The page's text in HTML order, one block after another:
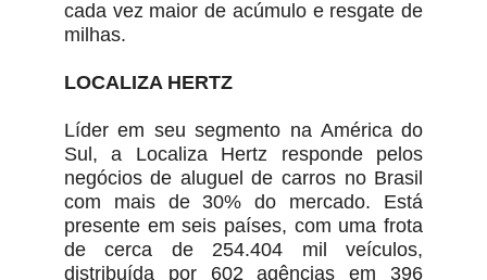
cada vez maior de acúmulo e resgate de
milhas.
LOCALIZA HERTZ
Líder em seu segmento na América do
Sul, a Localiza Hertz responde pelos
negócios de aluguel de carros no Brasil
com mais de 30% do mercado. Está
presente em seis países, com uma frota
de cerca de 254.404 mil veículos,
distribuída por 602 agências em 396